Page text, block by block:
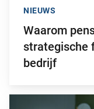
Waarom
strategische
bedrijf
NIEUWS
Ga naar “2025: